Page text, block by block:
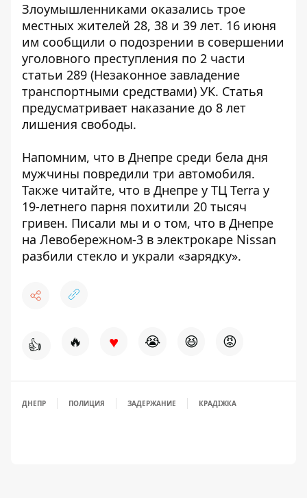
Злоумышленниками оказались трое
местных жителей 28, 38 и 39 лет. 16 июня
им сообщили о подозрении в совершении
уголовного преступления по 2 части
статьи 289 (Незаконное завладение
транспортными средствами) УК. Статья
предусматривает наказание до 8 лет
лишения свободы.
Напомним, что в Днепре среди бела дня
мужчины повредили три автомобиля.
Также читайте, что в Днепре у ТЦ Terra у
19-летнего парня похитили 20 тысяч
гривен. Писали мы и о том, что в Днепре
на Левобережном-3 в электрокаре Nissan
разбили стекло и украли «зарядку».
👍 🔥 ♥ 😭 😆 😡
ДНЕПР ПОЛИЦИЯ ЗАДЕРЖАНИЕ КРАДІЖКА